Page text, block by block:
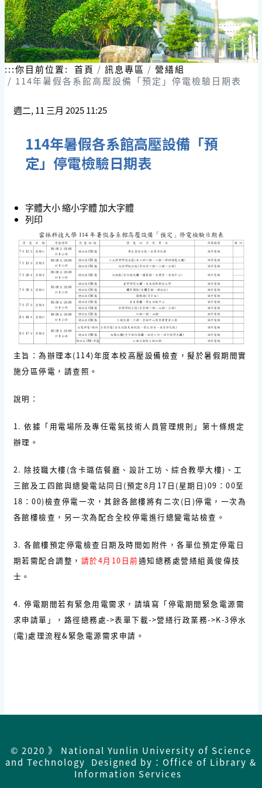
:::你目前位置: 首頁 訊息專區
營繕組
114年暑假各系館高壓設備「預定」停電檢驗日期表
週二, 11 三月 2025 11:25
114年暑假各系館高壓設備「預
定」停電檢驗日期表
字體大小縮小字體加大字體
列印
主旨：為辦理本(114)年度本校高壓設備檢查，擬於暑假期間實
施分區停電，請查照。
說明：
1. 依據「用電場所及專任電氣技術人員管理規則」第十條規定
辦理。
2. 除技職大樓(含卡璐佶餐廳、設計工坊、綜合教學大樓)、工
三館及工四館與總變電站同日(預定8月17日(星期日)09：00至
18：00)檢查停電一次，其餘各館樓將有二次(日)停電，一次為
各館樓檢查，另一次為配合全校停電進行總變電站檢查。
3. 各館樓預定停電檢查日期及時間如附件，各單位預定停電日
期若需配合調整， 請於4月10日前通知總務處營繕組黃俊偉技
士。
4. 停電期間若有緊急用電需求，請填寫「停電期間緊急電源需
求申請單」，路徑總務處->表單下載->營繕行政業務->K-3停水
(電)處理流程&緊急電源需求申請。
© 2020 》 National Yunlin University of Science
and Technology Designed by：Office of Library &
Information Services